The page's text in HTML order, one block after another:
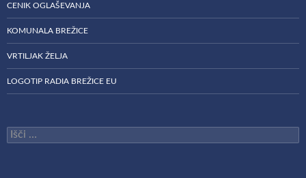
CENIK OGLAŠEVANJA
KOMUNALA BREŽICE
VRTILJAK ŽELJA
LOGOTIP RADIA BREŽICE EU
Išči: